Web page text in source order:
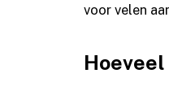
voor velen